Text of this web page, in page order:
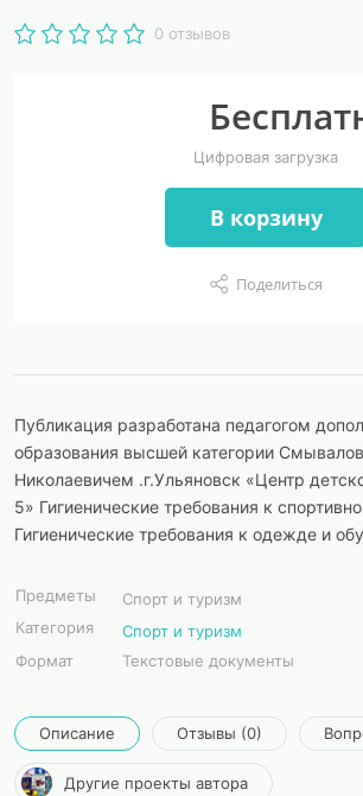
0 отзывов
Цифровая загрузка
В корзину
Поделиться
Публикация разработана педагогом
образования высшей категории
Николаевичем .г.Ульяновск «Центр
5» Гигиенические требования к
Гигиенические требования к одежде и
Предметы
Спорт и туризм
Категория
Спорт и туризм
Формат
Текстовые документы
Описание Отзывы (0)
Другие проекты автора